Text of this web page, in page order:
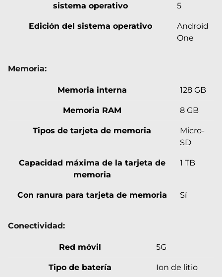
sistema operativo
5
Edición del sistema operativo
Android
One
Memoria:
Memoria interna 128 GB
Memoria RAM 8 GB
Tipos de tarjeta de memoria
Micro-
SD
Capacidad máxima de la tarjeta de
memoria
1 TB
Con ranura para tarjeta de memoria Sí
Conectividad:
Red móvil 5G
Tipo de batería Ion de litio